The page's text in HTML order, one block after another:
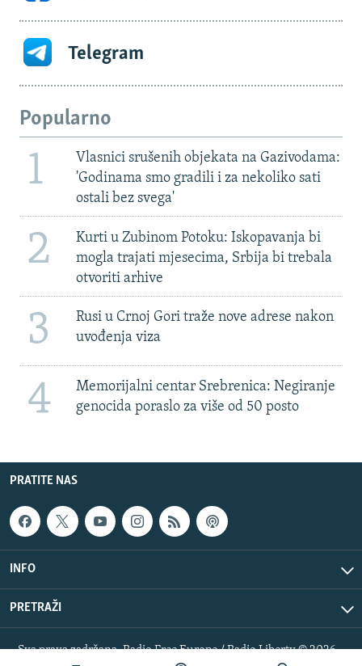
Telegram
Popularno
1
Vlasnici srušenih objekata na Gazivodama:
'Godinama smo gradili i za nekoliko sati
ostali bez svega'
2
Kurti u Zubinom Potoku: Iskopavanja bi
mogla trajati mjesecima, Srbija bi trebala
otvoriti arhive
3
Rusi u Crnoj Gori traže nove adrese nakon
uvođenja viza
4
Memorijalni centar Srebrenica: Negiranje
genocida poraslo za više od 50 posto
PRATITE NAS
INFO
PRETRAŽI
Sva prava zadržana. Radio Free Europe / Radio Liberty © 2026